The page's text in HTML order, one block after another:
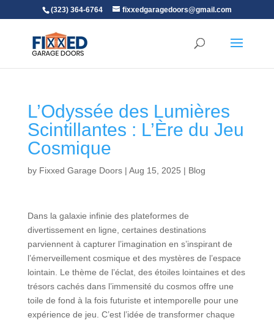
(323) 364-6764 fixxedgaragedoors@gmail.com
L’Odyssée des Lumières
Scintillantes : L’Ère du Jeu
Cosmique
by Fixxed Garage Doors| Aug 15, 2025 | Blog
Dans la galaxie infinie des plateformes de
divertissement en ligne, certaines destinations
parviennent à capturer l’imagination en s’inspirant de
l’émerveillement cosmique et des mystères de l’espace
lointain. Le thème de l’éclat, des étoiles lointaines et des
trésors cachés dans l’immensité du cosmos offre une
toile de fond à la fois futuriste et intemporelle pour une
expérience de jeu. C’est l’idée de transformer chaque